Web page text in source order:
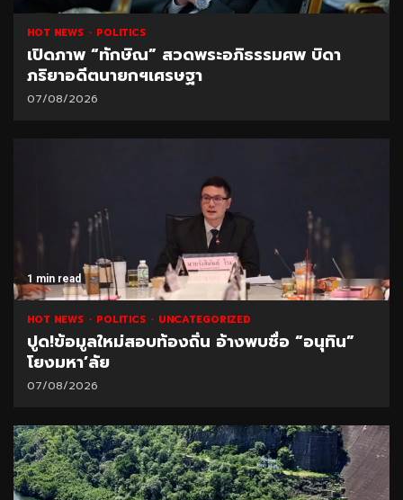
HOT NEWS POLITICS
เปิดภาพ “ทักษิณ” สวดพระอภิธรรมศพ บิดา
ภริยาอดีตนายกฯเศรษฐา
07/08/2026
1 min read
HOT NEWS POLITICS UNCATEGORIZED
ปูด!ข้อมูลใหม่สอบท้องถิ่น อ้างพบชื่อ “อนุทิน”
โยงมหา’ลัย
07/08/2026